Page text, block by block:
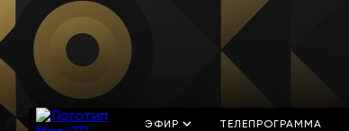
ЭФИР ТЕЛЕПРОГРАММА